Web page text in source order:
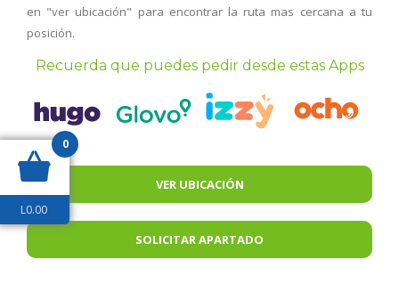
en "ver ubicación" para encontrar la ruta mas cercana a tu
posición.
Recuerda que puedes pedir desde estas Apps
VER UBICACIÓN
SOLICITAR APARTADO
0
L0.00